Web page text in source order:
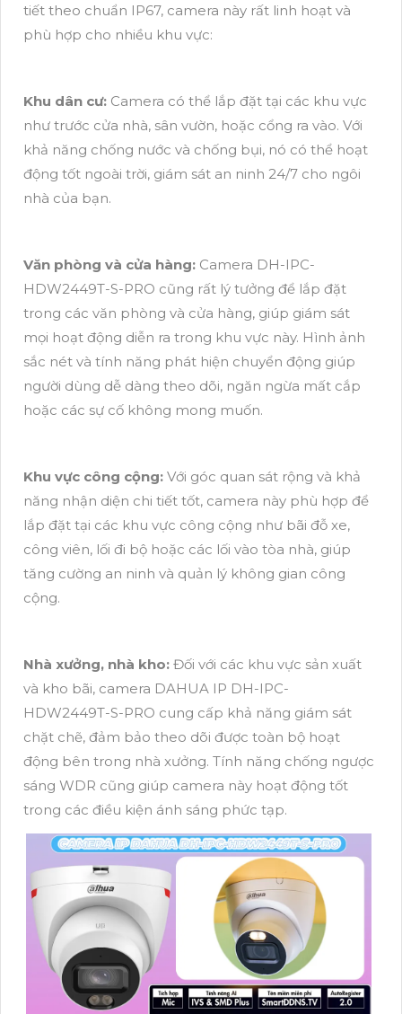
tiết theo chuẩn IP67, camera này rất linh hoạt và
phù hợp cho nhiều khu vực:
Khu dân cư: Camera có thể lắp đặt tại các khu vực
như trước cửa nhà, sân vườn, hoặc cổng ra vào. Với
khả năng chống nước và chống bụi, nó có thể hoạt
động tốt ngoài trời, giám sát an ninh 24/7 cho ngôi
nhà của bạn.
Văn phòng và cửa hàng: Camera DH-IPC-
HDW2449T-S-PRO cũng rất lý tưởng để lắp đặt
trong các văn phòng và cửa hàng, giúp giám sát
mọi hoạt động diễn ra trong khu vực này. Hình ảnh
sắc nét và tính năng phát hiện chuyển động giúp
người dùng dễ dàng theo dõi, ngăn ngừa mất cắp
hoặc các sự cố không mong muốn.
Khu vực công cộng: Với góc quan sát rộng và khả
năng nhận diện chi tiết tốt, camera này phù hợp để
lắp đặt tại các khu vực công cộng như bãi đỗ xe,
công viên, lối đi bộ hoặc các lối vào tòa nhà, giúp
tăng cường an ninh và quản lý không gian công
cộng.
Nhà xưởng, nhà kho: Đối với các khu vực sản xuất
và kho bãi, camera DAHUA IP DH-IPC-
HDW2449T-S-PRO cung cấp khả năng giám sát
chặt chẽ, đảm bảo theo dõi được toàn bộ hoạt
động bên trong nhà xưởng. Tính năng chống ngược
sáng WDR cũng giúp camera này hoạt động tốt
trong các điều kiện ánh sáng phức tạp.